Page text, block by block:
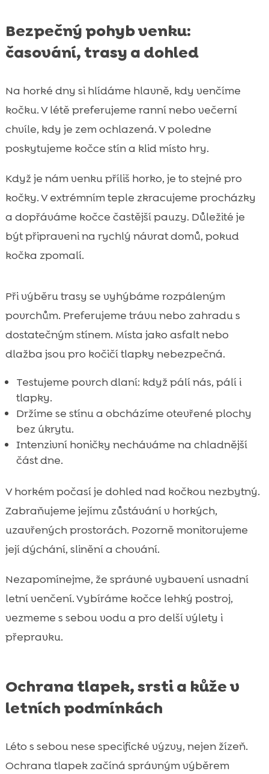
Bezpečný pohyb venku:
časování, trasy a dohled
Na horké dny si hlídáme hlavně, kdy venčíme
kočku. V létě preferujeme ranní nebo večerní
chvíle, kdy je zem ochlazená. V poledne
poskytujeme kočce stín a klid místo hry.
Když je nám venku příliš horko, je to stejné pro
kočky. V extrémním teple zkracujeme procházky
a dopřáváme kočce častější pauzy. Důležité je
být připraveni na rychlý návrat domů, pokud
kočka zpomalí.
Při výběru trasy se vyhýbáme rozpáleným
povrchům. Preferujeme trávu nebo zahradu s
dostatečným stínem. Místa jako asfalt nebo
dlažba jsou pro kočičí tlapky nebezpečná.
Testujeme povrch dlaní: když pálí nás, pálí i
tlapky.
Držíme se stínu a obcházíme otevřené plochy
bez úkrytu.
Intenzivní honičky necháváme na chladnější
část dne.
V horkém počasí je dohled nad kočkou nezbytný.
Zabraňujeme jejímu zůstávání v horkých,
uzavřených prostorách. Pozorně monitorujeme
její dýchání, slinění a chování.
Nezapomínejme, že správné vybavení usnadní
letní venčení. Vybíráme kočce lehký postroj,
vezmeme s sebou vodu a pro delší výlety i
přepravku.
Ochrana tlapek, srsti a kůže v
letních podmínkách
Léto s sebou nese specifické výzvy, nejen žízeň.
Ochrana tlapek začíná správným výběrem